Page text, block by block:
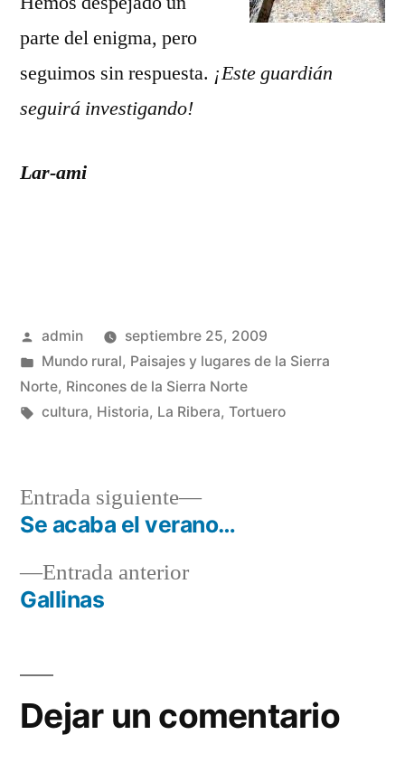
parte del enigma, pero
seguimos sin respuesta. ¡Este guardián
seguirá investigando!
Lar-ami
Publicado
por
admin
septiembre 25, 2009
Publicado
en
Mundo rural, Paisajes y lugares de la Sierra
Norte, Rincones de la Sierra Norte
Etiquetas:
cultura, Historia, La Ribera, Tortuero
Navegación
deEntrada anteriorEntrada
Gallinas
Entrada siguiente
Entrada
siguiente:
Se acaba el verano…
Dejar un comentario